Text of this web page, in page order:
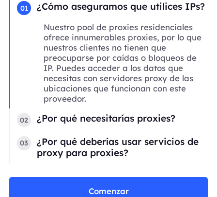
01 ¿Cómo aseguramos que utilices IPs?
Nuestro pool de proxies residenciales
ofrece innumerables proxies, por lo que
nuestros clientes no tienen que
preocuparse por caídas o bloqueos de
IP. Puedes acceder a los datos que
necesitas con servidores proxy de las
ubicaciones que funcionan con este
proveedor.
02 ¿Por qué necesitarías proxies?
03
¿Por qué deberías usar servicios de
proxy para proxies?
Comenzar